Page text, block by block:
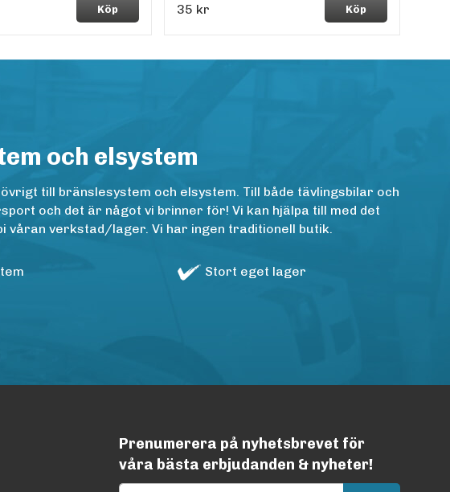
Köp 35 kr Köp
och elsystem
till bränslesystem och elsystem. Till både tävlingsbilar och
och det är något vi brinner för! Vi kan hjälpa till med det
våran verkstad/lager. Vi har ingen traditionell butik.
Stort eget lager
Prenumerera på nyhetsbrevet för
våra bästa erbjudanden & nyheter!